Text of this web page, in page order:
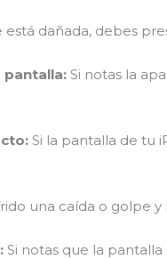
dañada, debes
pantalla: Si notas la
Si la pantalla de tu
una caída o golpe
Si notas que la